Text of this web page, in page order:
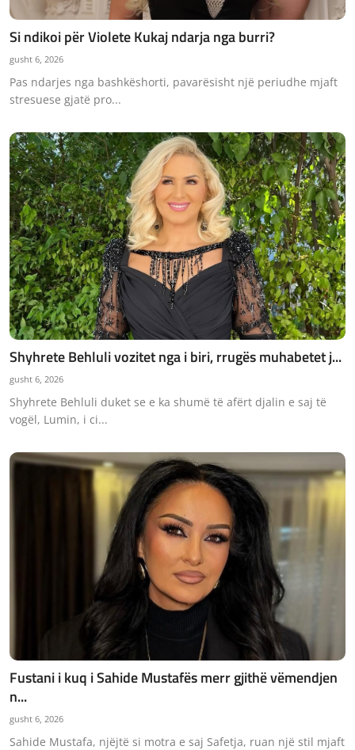
Si ndikoi për Violete Kukaj ndarja nga burri?
gusht 6, 2026
Pas ndarjes nga bashkëshorti, pavarësisht një periudhe mjaft
stresuese gjatë pro...
Shyhrete Behluli vozitet nga i biri, rrugës muhabetet j...
gusht 6, 2026
Shyhrete Behluli duket se e ka shumë të afërt djalin e saj të
vogël, Lumin, i ci...
Fustani i kuq i Sahide Mustafës merr gjithë vëmendjen
n...
gusht 6, 2026
Sahide Mustafa, njëjtë si motra e saj Safetja, ruan një stil mjaft